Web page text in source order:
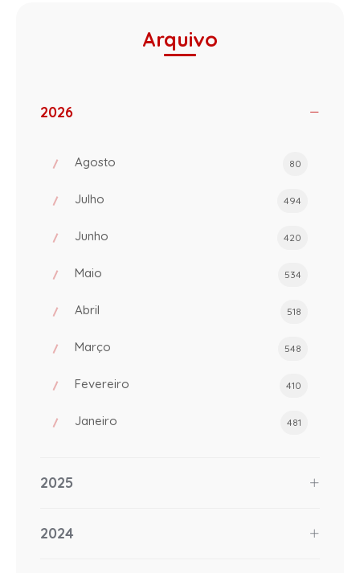
Arquivo
2026
Agosto 80
Julho 494
Junho 420
Maio 534
Abril 518
Março 548
Fevereiro 410
Janeiro 481
2025
2024